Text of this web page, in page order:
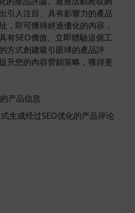
引人注目、具有影響力的產品
，即可獲得經過優化的內容，
有SEO價值。立即體驗這個工
方式創建吸引眼球的產品評
升您的內容營銷策略，獲得更
产品信息
生成经过SEO优化的产品评论